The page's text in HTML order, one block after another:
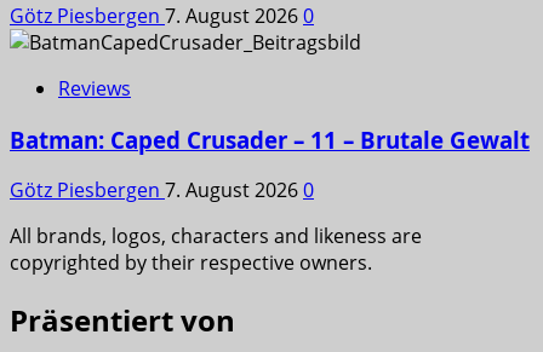
Götz Piesbergen 7. August 20260
Reviews
Batman: Caped Crusader – 11 – Brutale Gewalt
Götz Piesbergen 7. August 20260
All brands, logos, characters and likeness are
copyrighted by their respective owners.
Präsentiert von